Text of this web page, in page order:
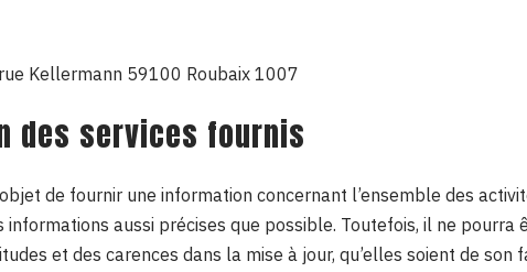
Kellermann 59100 Roubaix 1007
des services fournis
de fournir une information concernant l’ensemble des
informations aussi précises que possible. Toutefois, il ne pourra
et des carences dans la mise à jour, qu’elles soient de son